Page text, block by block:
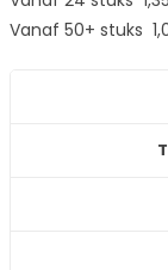
Vanaf 50+ stuks